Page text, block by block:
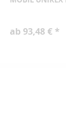
ab 93,48 € *